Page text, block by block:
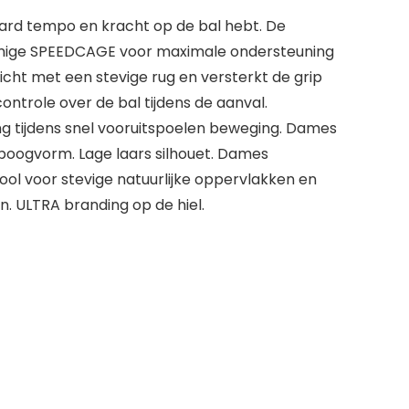
tempo en kracht op de bal hebt. De
SPEEDCAGE voor maximale ondersteuning
met een stevige rug en versterkt de grip
over de bal tijdens de aanval.
tijdens snel vooruitspoelen beweging. Dames
Lage laars silhouet. Dames
voor stevige natuurlijke oppervlakken en
ULTRA branding op de hiel.